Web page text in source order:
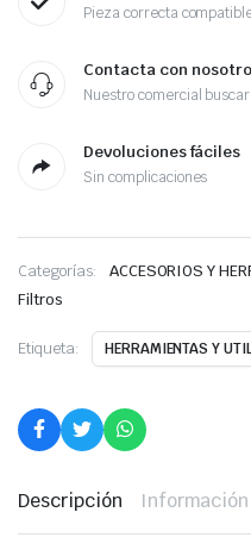
Pieza correcta
Contacta con
Nuestro comercial
Devoluciones fáciles
Sin complicaciones
Categorías: ACCESORIOS Y
Filtros
Etiqueta: HERRAMIENTAS Y
Descripción